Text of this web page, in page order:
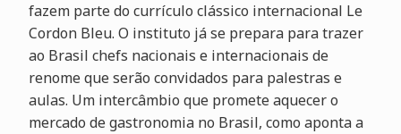
fazem parte do currículo clássico internacional Le
Cordon Bleu. O instituto já se prepara para trazer
ao Brasil chefs nacionais e internacionais de
renome que serão convidados para palestras e
aulas. Um intercâmbio que promete aquecer o
mercado de gastronomia no Brasil, como aponta a